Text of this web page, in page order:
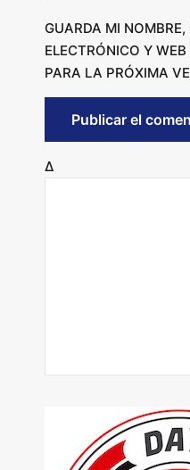
GUARDA MI NOMBRE,
ELECTRÓNICO Y
PARA LA PRÓXIMA
Δ